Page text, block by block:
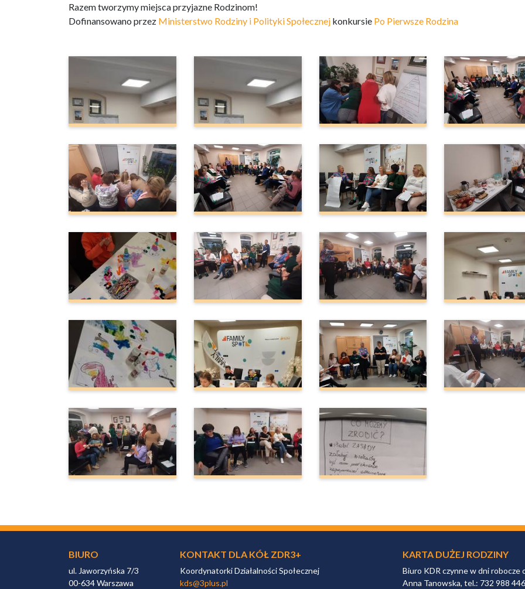
Razem tworzymy miejsca przyjazne Rodzinom!
Dofinansowano przez Ministerstwo Rodziny i Polityki Społecznej konkursie Po Pierwsze Rodzina
BIURO
ul. Jaworzyńska 7/3
00-634 Warszawa
KONTAKT DLA KÓŁ ZDR3+
Koordynatorki Działalności Społecznej
kds@3plus.pl
KARTA DUŻEJ RODZINY
Biuro KDR czynne w dni robocze
Anna Tanowska, tel.: 732 988 446